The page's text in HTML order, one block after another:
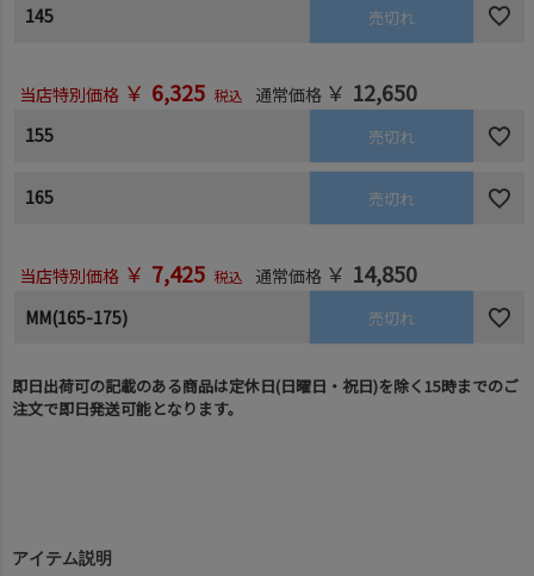
145 売切れ
当店特別価格 ￥ 6,325 税込 通常価格 ￥ 12,650
155 売切れ
165 売切れ
当店特別価格 ￥ 7,425 税込 通常価格 ￥ 14,850
MM(165-175) 売切れ
即日出荷可の記載のある商品は定休日(日曜日・祝日)を除く15時までのご
注文で即日発送可能となります。
アイテム説明